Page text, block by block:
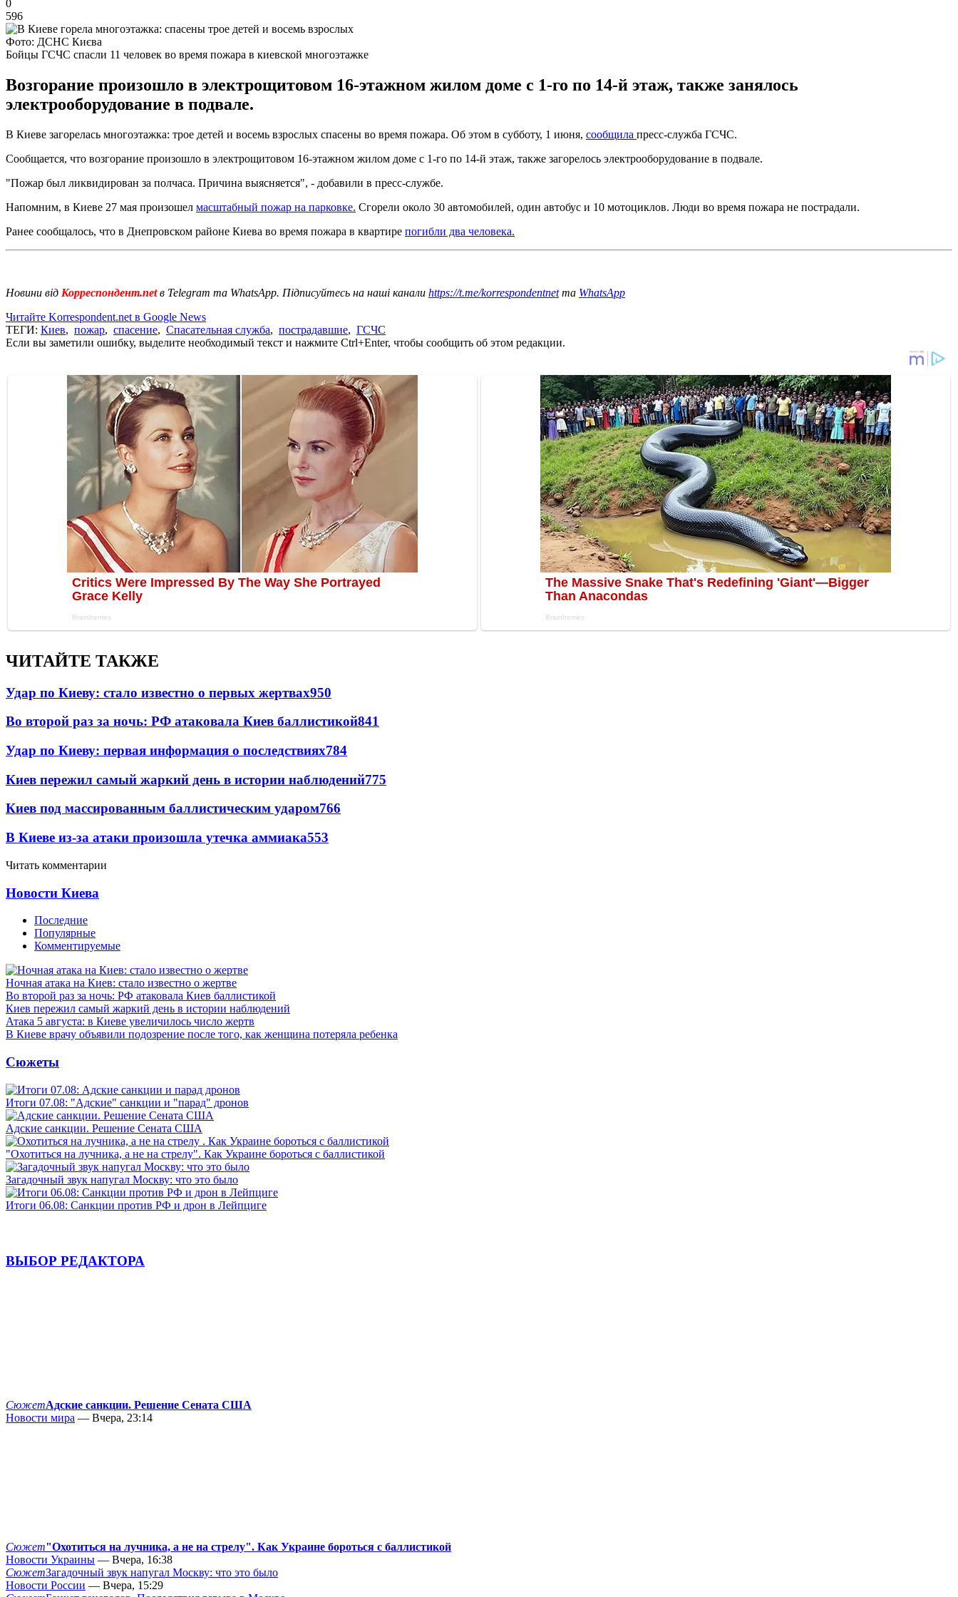
0
596
Фото: ДСНС Києва
Бойцы ГСЧС спасли 11 человек во время пожара в киевской многоэтажке
Возгорание произошло в электрощитовом 16-этажном жилом доме с 1-го по 14-й этаж, также занялось
электрооборудование в подвале.
В Киеве загорелась многоэтажка: трое детей и восемь взрослых спасены во время пожара. Об этом в субботу, 1 июня, сообщила пресс-служба ГСЧС.
Сообщается, что возгорание произошло в электрощитовом 16-этажном жилом доме с 1-го по 14-й этаж, также загорелось электрооборудование в подвале.
"Пожар был ликвидирован за полчаса. Причина выясняется", - добавили в пресс-службе.
Напомним, в Киеве 27 мая произошел масштабный пожар на парковке. Сгорели около 30 автомобилей, один автобус и 10 мотоциклов. Люди во время пожара не пострадали.
Ранее сообщалось, что в Днепровском районе Киева во время пожара в квартире погибли два человека.
Новини від Корреспондент.netв Telegram та WhatsApp. Підписуйтесь на наші канали https://t.me/korrespondentnetта WhatsApp
Читайте Korrespondent.net в Google News
ТЕГИ: Киев, пожар, спасение, Спасательная служба, пострадавшие, ГСЧС
Если вы заметили ошибку, выделите необходимый текст и нажмите Ctrl+Enter, чтобы сообщить об этом редакции.
ЧИТАЙТЕ ТАКЖЕ
Удар по Киеву: стало известно о первых жертвах950
Во второй раз за ночь: РФ атаковала Киев баллистикой841
Удар по Киеву: первая информация о последствиях784
Киев пережил самый жаркий день в истории наблюдений775
Киев под массированным баллистическим ударом766
В Киеве из-за атаки произошла утечка аммиака553
Читать комментарии
Новости Киева
Последние
Популярные
Комментируемые
Ночная атака на Киев: стало известно о жертве
Во второй раз за ночь: РФ атаковала Киев баллистикой
Киев пережил самый жаркий день в истории наблюдений
Атака 5 августа: в Киеве увеличилось число жертв
В Киеве врачу объявили подозрение после того, как женщина потеряла ребенка
Сюжеты
Итоги 07.08: "Адские" санкции и "парад" дронов
Адские санкции. Решение Сената США
"Охотиться на лучника, а не на стрелу". Как Украине бороться с баллистикой
Загадочный звук напугал Москву: что это было
Итоги 06.08: Санкции против РФ и дрон в Лейпциге
ВЫБОР РЕДАКТОРА
СюжетАдские санкции. Решение Сената США
Новости мира — Вчера, 23:14
Сюжет"Охотиться на лучника, а не на стрелу". Как Украине бороться с баллистикой
Новости Украины — Вчера, 16:38
СюжетЗагадочный звук напугал Москву: что это было
Новости России — Вчера, 15:29